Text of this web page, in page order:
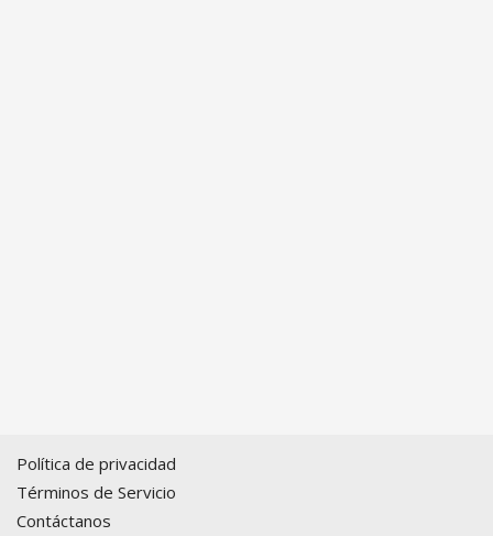
Política de privacidad
Términos de Servicio
Contáctanos